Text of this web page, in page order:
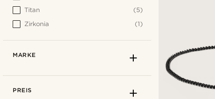
Titan
(5)
Zirkonia
(1)
MARKE
PREIS